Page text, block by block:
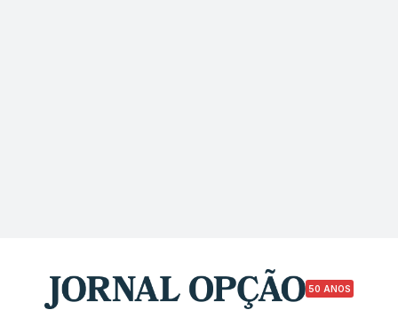
50 ANOS